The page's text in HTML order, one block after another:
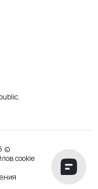
©
cookie